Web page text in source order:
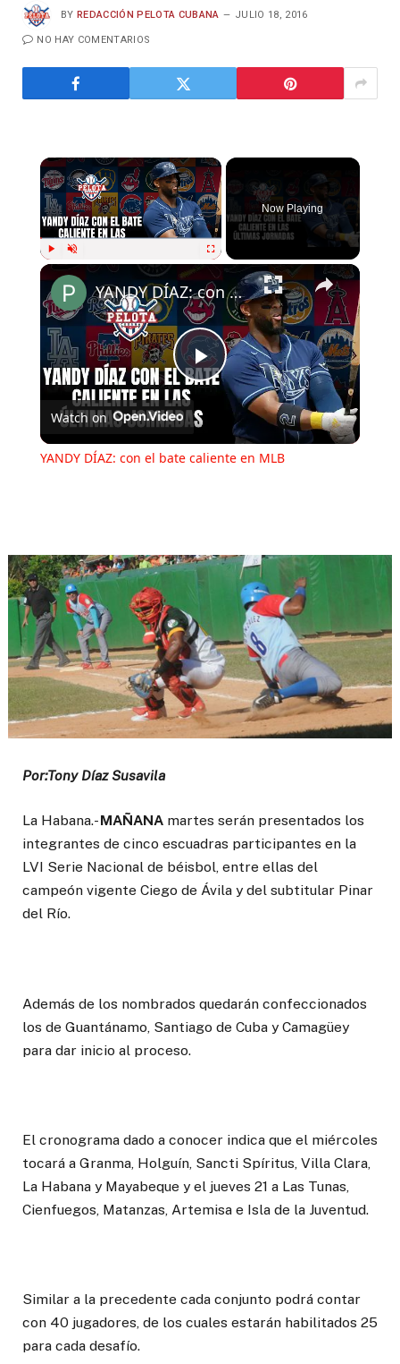
BY REDACCIÓN PELOTA CUBANA JULIO 18, 2016
NO HAY COMENTARIOS
Play
Now Playing
Play
Video
YANDY DÍAZ: con el bate caliente en MLB
Watch on
YANDY DÍAZ: con el bate caliente en MLB
Por:Tony Díaz Susavila
La Habana.-MAÑANA martes serán presentados los
integrantes de cinco escuadras participantes en la
LVI Serie Nacional de béisbol, entre ellas del
campeón vigente Ciego de Ávila y del subtitular Pinar
del Río.
Además de los nombrados quedarán confeccionados
los de Guantánamo, Santiago de Cuba y Camagüey
para dar inicio al proceso.
El cronograma dado a conocer indica que el miércoles
tocará a Granma, Holguín, Sancti Spíritus, Villa Clara,
La Habana y Mayabeque y el jueves 21 a Las Tunas,
Cienfuegos, Matanzas, Artemisa e Isla de la Juventud.
Similar a la precedente cada conjunto podrá contar
con 40 jugadores, de los cuales estarán habilitados 25
para cada desafío.